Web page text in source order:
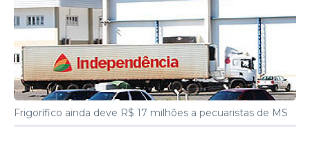
Frigorífico ainda deve R$ 17 milhões a pecuaristas de MS